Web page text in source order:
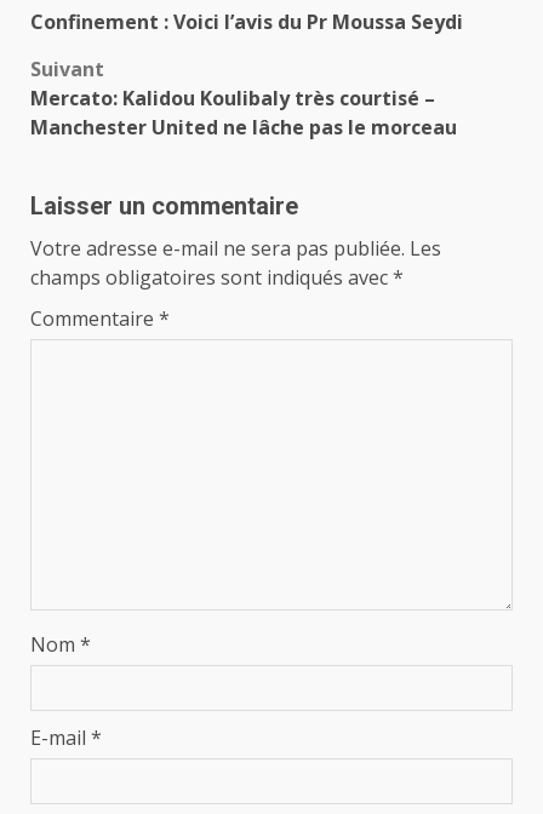
Confinement : Voici l’avis du Pr Moussa Seydi
Suivant
Mercato: Kalidou Koulibaly très courtisé –
Manchester United ne lâche pas le morceau
Laisser un commentaire
Votre adresse e-mail ne sera pas publiée. Les
champs obligatoires sont indiqués avec*
Commentaire *
Nom *
E-mail *